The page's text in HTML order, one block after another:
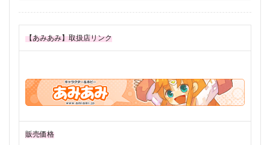
【あみあみ】取扱店リンク
販売価格